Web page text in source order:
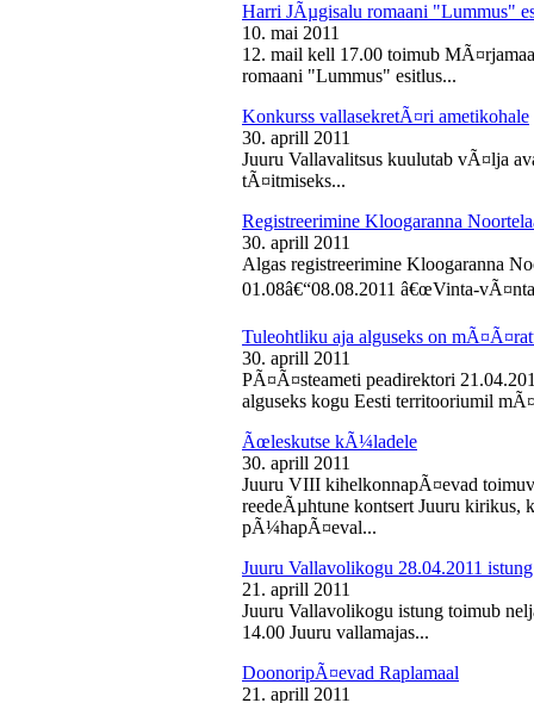
Harri JÃµgisalu romaani "Lummus"
10. mai 2011
12. mail kell 17.00 toimub
romaani "Lummus" esitlus...
Konkurss vallasekretÃ¤ri ametikohale
30. aprill 2011
Juuru Vallavalitsus kuulutab vÃ¤lja
tÃ¤itmiseks...
Registreerimine Kloogaranna
30. aprill 2011
Algas registreerimine Kloogaranna
01.08â€“08.08.2011 â€œVinta-
Tuleohtliku aja alguseks on
30. aprill 2011
PÃ¤Ã¤steameti peadirektori
alguseks kogu Eesti territooriumil
Ãœleskutse kÃ¼ladele
30. aprill 2011
Juuru VIII kihelkonnapÃ¤evad
reedeÃµhtune kontsert Juuru
pÃ¼hapÃ¤eval...
Juuru Vallavolikogu 28.04.2011 istung
21. aprill 2011
Juuru Vallavolikogu istung toimub
14.00 Juuru vallamajas...
DoonoripÃ¤evad Raplamaal
21. aprill 2011